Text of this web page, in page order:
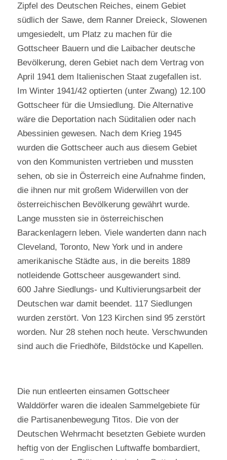
Zipfel des Deutschen Reiches, einem Gebiet
südlich der Sawe, dem Ranner Dreieck, Slowenen
umgesiedelt, um Platz zu machen für die
Gottscheer Bauern und die Laibacher deutsche
Bevölkerung, deren Gebiet nach dem Vertrag von
April 1941 dem Italienischen Staat zugefallen ist.
Im Winter 1941/42 optierten (unter Zwang) 12.100
Gottscheer für die Umsiedlung. Die Alternative
wäre die Deportation nach Süditalien oder nach
Abessinien gewesen. Nach dem Krieg 1945
wurden die Gottscheer auch aus diesem Gebiet
von den Kommunisten vertrieben und mussten
sehen, ob sie in Österreich eine Aufnahme finden,
die ihnen nur mit großem Widerwillen von der
österreichischen Bevölkerung gewährt wurde.
Lange mussten sie in österreichischen
Barackenlagern leben. Viele wanderten dann nach
Cleveland, Toronto, New York und in andere
amerikanische Städte aus, in die bereits 1889
notleidende Gottscheer ausgewandert sind.
600 Jahre Siedlungs- und Kultivierungsarbeit der
Deutschen war damit beendet. 117 Siedlungen
wurden zerstört. Von 123 Kirchen sind 95 zerstört
worden. Nur 28 stehen noch heute. Verschwunden
sind auch die Friedhöfe, Bildstöcke und Kapellen.
Die nun entleerten einsamen Gottscheer
Walddörfer waren die idealen Sammelgebiete für
die Partisanenbewegung Titos. Die von der
Deutschen Wehrmacht besetzten Gebiete wurden
heftig von der Englischen Luftwaffe bombardiert,